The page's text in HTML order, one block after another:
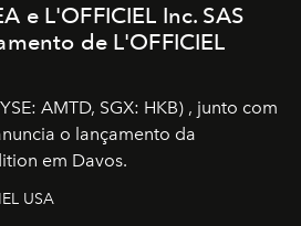
e L'OFFICIEL Inc. SAS
de L'OFFICIEL
AMTD, SGX: HKB) , junto com
o lançamento da
em Davos.
USA